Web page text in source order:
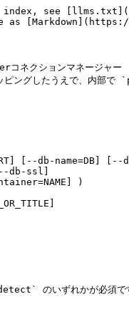
。デフォルト: mysqlは `3306` 、postgresqlは `5432` 。
* `--db-name` → データベース名。デフォルト: `guacamole_db` 。
* `--db-user` → DBユーザー名。デフォルト: `guacamole_user` 。読み取り専用の `SELECT` で十分。
* `--db-password-record` → DBパスワードを格納したKeeperレコードのUID。これも `--docker-detect` もない場合、非表示の `getpass` でパスワードをプロンプトします。CLI引数でパスワードは受け付けません。
* `--db-ssl` → DB接続にTLSを要求。ローカル/RFC1918以外のホストへ `--db-ssl` なしで接続すると警告を出します。

#### 宛先: Keeper上の配置先

* `--name` 、 `-n` → 新規インポートのプロジェクト名。デフォルト: `KCM-Import-<YYYYMMDD-HHMMSS>` 。**`--config` と相互排他。**
* `--config` 、 `-c` → 既存のPAM構成UIDまたはタイトル。**拡張モード**に切り替え。**`--name` と相互排他。**
* `--gateway` 、 `-g` → 既存ゲートウェイのUIDまたは名前。省略時はオンラインゲートウェイの対話型ピッカー。**`--config` モードでは無視。**
* `--folder-mode` → KCM接続グループをKeeper共有フォルダへマッピングする方法。選択肢: `ksm` 、 `exact` 、 `flat` 。デフォルト: `ksm` 。

#### 出力モード

以下の3つは相互排他です。フラグなし (デフォルト) はボルトへインポートします。

* `--dry-run` 、 `-d` → 組み立てた `pam_data` JSONを標準出力に表示 (機密フィールドは `[REDACTED]` に置換)。ボルトへの書き込みなし。
* `--output` 、 `-o` → 完全なJSON (平文パスワード) を `0600` ファイルへ書き込み。ボルトへの書き込みなし。
* *(フラグなし)* → デフォルト。新規は `pam project import`、既存構成は `pam project extend` に委譲。